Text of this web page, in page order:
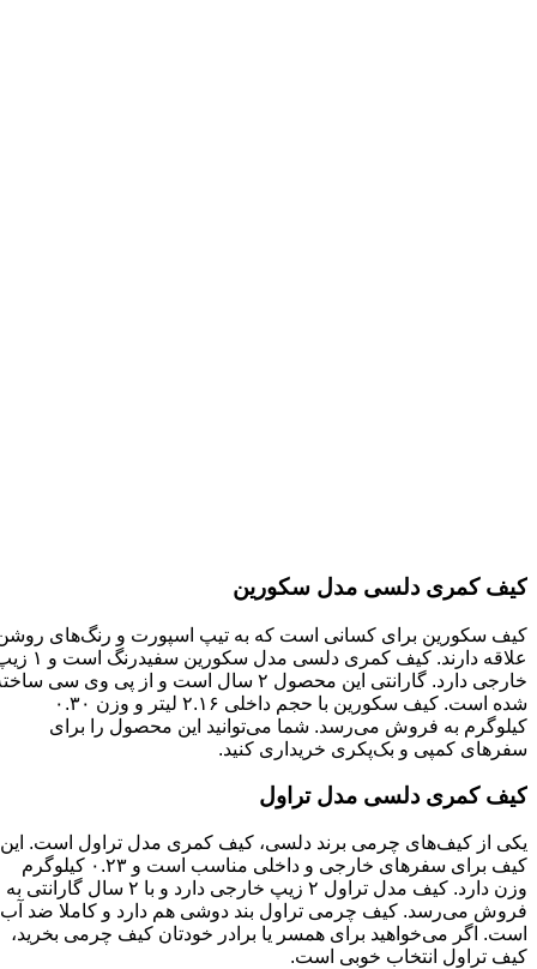
کیف کمری دلسی مدل سکورین
کیف سکورین برای کسانی است که به تیپ اسپورت و رنگ‌های روشن
علاقه دارند. کیف کمری دلسی مدل سکورین سفیدرنگ است و ۱ زیپ
خارجی دارد. گارانتی این محصول ۲ سال است و از پی وی سی ساخته
شده است. کیف سکورین با حجم داخلی ۲.۱۶ لیتر و وزن ۰.۳۰
کیلوگرم به فروش می‌رسد. شما می‌توانید این محصول را برای
سفرهای کمپی و بک‌پکری خریداری کنید.
کیف کمری دلسی مدل تراول
یکی از کیف‌های چرمی برند دلسی، کیف کمری مدل تراول است. این
کیف برای سفرهای خارجی و داخلی مناسب است و ۰.۲۳ کیلوگرم
وزن دارد. کیف مدل تراول ۲ زیپ خارجی دارد و با ۲ سال گارانتی به
فروش می‌رسد. کیف چرمی تراول بند دوشی هم دارد و کاملا ضد آب
است. اگر می‌خواهید برای همسر یا برادر خودتان کیف چرمی بخرید،
کیف تراول انتخاب خوبی است.